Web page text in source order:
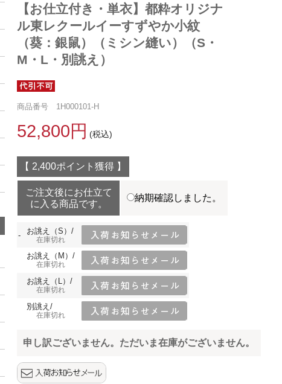
【お仕立付き・単衣】都粋オリジナ
ル東レクールイーすずやか小紋
（葵：銀鼠）（ミシン縫い）（S・
M・L・別誂え）
商品番号 1H000101-H
52,800円 (税込)
【 2,400ポイント獲得 】
ご注文後にお仕立て
に入る商品です。
納期確認しました。
- お誂え（S）/
在庫切れ
お誂え（M）/
在庫切れ
お誂え（L）/
在庫切れ
別誂え/
在庫切れ
申し訳ございません。ただいま在庫がございません。